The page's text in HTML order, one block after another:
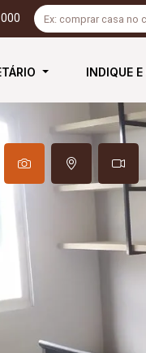
INDIQUE